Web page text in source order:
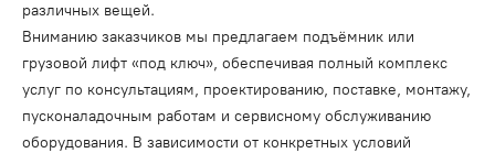
различных вещей.
Вниманию заказчиков мы предлагаем подъёмник или
грузовой лифт «под ключ», обеспечивая полный комплекс
услуг по консультациям, проектированию, поставке, монтажу,
пусконаладочным работам и сервисному обслуживанию
оборудования. В зависимости от конкретных условий